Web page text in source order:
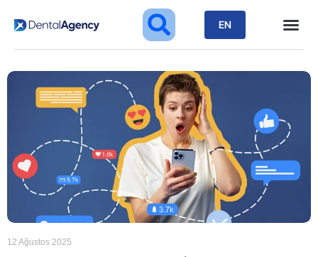
EN
12 Ağustos 2025